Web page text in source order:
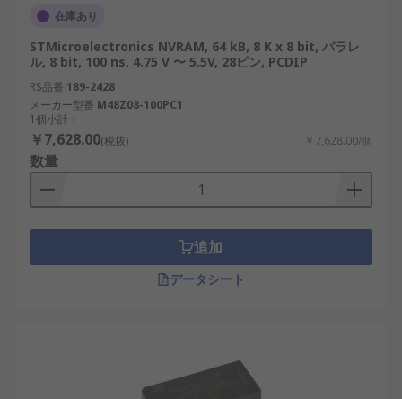
在庫あり
STMicroelectronics NVRAM, 64 kB, 8 K x 8 bit, パラレ
ル, 8 bit, 100 ns, 4.75 V 〜 5.5V, 28ピン, PCDIP
RS品番 189-2428
メーカー型番 M48Z08-100PC1
1個小計：
￥7,628.00(税抜) ￥7,628.00/個
数量
追加
データシート